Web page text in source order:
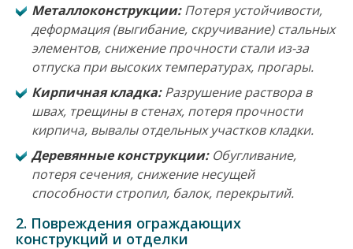
Металлоконструкции:Потеря устойчивости,
деформация (выгибание, скручивание) стальных
элементов, снижение прочности стали из-за
отпуска при высоких температурах, прогары.
Кирпичная кладка:Разрушение раствора в
швах, трещины в стенах, потеря прочности
кирпича, вывалы отдельных участков кладки.
Деревянные конструкции:Обугливание,
потеря сечения, снижение несущей
способности стропил, балок, перекрытий.
2. Повреждения ограждающих
конструкций и отделки